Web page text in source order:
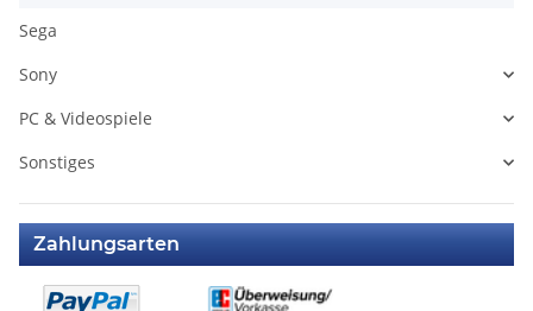
Sega
Sony
PC & Videospiele
Sonstiges
Zahlungsarten